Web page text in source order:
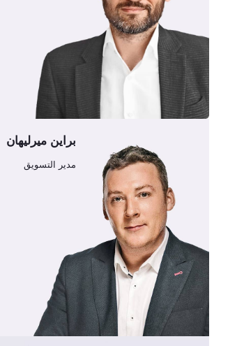
براين ميرليهان
مدير التسويق